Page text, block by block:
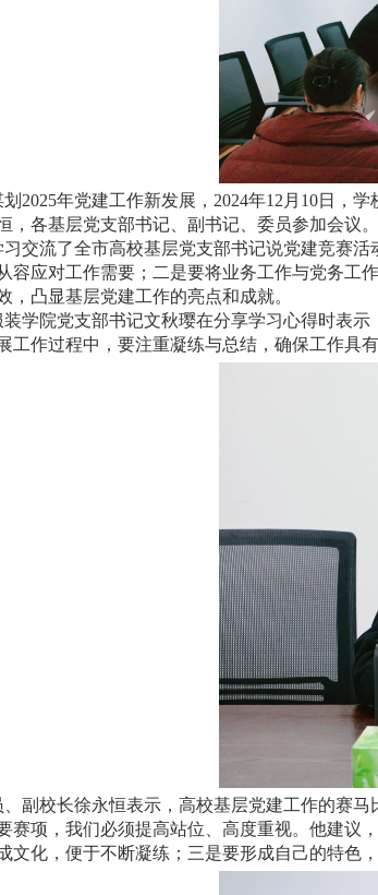
2025年党建工作新发展，2024年12月10日，
，各基层党支部书记、副书记、委员参加会议。
交流了全市高校基层党支部书记说党建竞赛
容应对工作需要；二是要将业务工作与党务工
，凸显基层党建工作的亮点和成就。
学院党支部书记文秋璎在分享学习心得时表
工作过程中，要注重凝练与总结，确保工作具
、副校长徐永恒表示，高校基层党建工作的赛
赛项，我们必须提高站位、高度重视。他建议
文化，便于不断凝练；三是要形成自己的特色